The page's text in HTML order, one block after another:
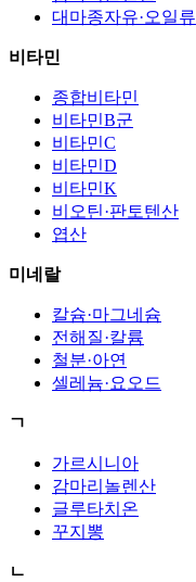
대마종자유·오일류
비타민
종합비타민
비타민B군
비타민C
비타민D
비타민K
비오틴·판토텐산
엽산
미네랄
칼슘·마그네슘
전해질·칼륨
철분·아연
셀레늄·요오드
ㄱ
가르시니아
감마리놀렌산
글루타치온
꾸지뽕
ㄴ